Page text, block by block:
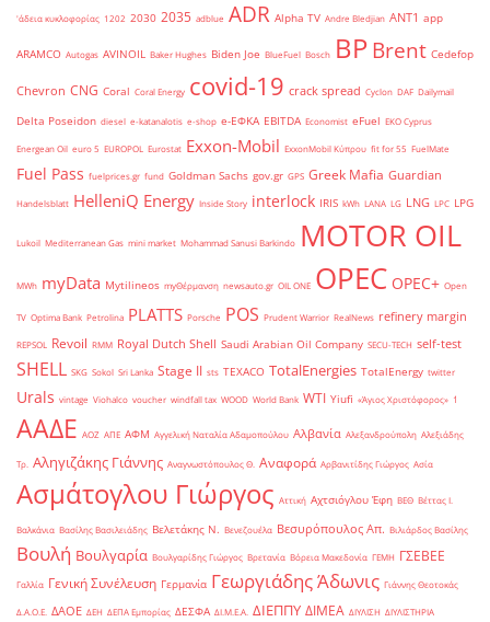
'άδεια κυκλοφορίας 1202 2030 2035 adblue ADR Alpha TV Andre Bledjian ANT1 app
ARAMCO Autogas AVINOIL Baker Hughes Biden Joe BlueFuel Bosch BPBrent Cedefop
Chevron CNG Coral Coral Energy covid-19 crack spread Cyclon DAF Dailymail
Delta Poseidon diesel e-katanalotis e-shop e-ΕΦΚΑ EBITDA Economist eFuel EKO Cyprus
Energean Oil euro 5 EUROPOL Eurostat Exxon-Mobil ExxonMobil Κύπρου fit for 55 FuelMate
Fuel Pass fuelprices.gr fund Goldman Sachs gov.gr GPS Greek Mafia Guardian
Handelsblatt HelleniQ Energy Inside Story interlock IRIS kWh LANA LG LNG LPC LPG
Lukoil Mediterranean Gas mini market Mohammad Sanusi Barkindo MOTOR OIL
MWh myData Mytilineos myΘέρμανση newsauto.gr OIL ONE OPEC OPEC+ Open
TV Optima Bank Petrolina PLATTS Porsche POS Prudent Warrior RealNews refinery margin
REPSOL Revoil RMM Royal Dutch Shell Saudi Arabian Oil Company SECU-TECH self-test
SHELL SKG Sokol Sri Lanka Stage II sts TEXACO TotalEnergies TotalEnergy twitter
Urals vintage Viohalco voucher windfall tax WOOD World Bank WTI Yiufi «Άγιος Χριστόφορος» ΄1
ΑΑΔΕ ΑΟΖ ΑΠΕ ΑΦΜ Αγγελική Ναταλία Αδαμοπούλου Αλβανία Αλεξανδρούπολη Αλεξιάδης
Τρ. Αληγιζάκης Γιάννης Αναγνωστόπουλος Θ. Αναφορά Αρβανιτίδης Γιώργος Ασία
Ασμάτογλου Γιώργος Αττική Αχτσιόγλου Έφη ΒΕΘ Βέττας Ι.
Βαλκάνια Βασίλης Βασιλειάδης Βελετάκης Ν. Βενεζουέλα Βεσυρόπουλος Απ. Βιλιάρδος Βασίλης
Βουλή Βουλγαρία Βουλγαρίδης Γιώργος Βρετανία Βόρεια Μακεδονία ΓΕΜΗ ΓΣΕΒΕΕ
Γαλλία Γενική Συνέλευση Γερμανία Γεωργιάδης Άδωνις Γιάννης Θεοτοκάς
Δ.Α.Ο.Ε. ΔΑΟΕ ΔΕΗ ΔΕΠΑ Εμπορίας ΔΕΣΦΑ ΔΙ.Μ.Ε.Α. ΔΙΕΠΠΥ ΔΙΜΕΑ ΔΙΥΛΙΣΗ ΔΙΥΛΙΣΤΗΡΙΑ